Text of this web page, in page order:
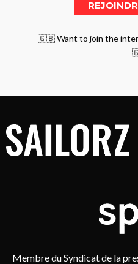
🇬🇧 Want to join the
Membre du Syndicat de la